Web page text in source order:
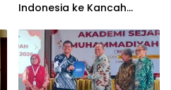
Indonesia ke Kancah